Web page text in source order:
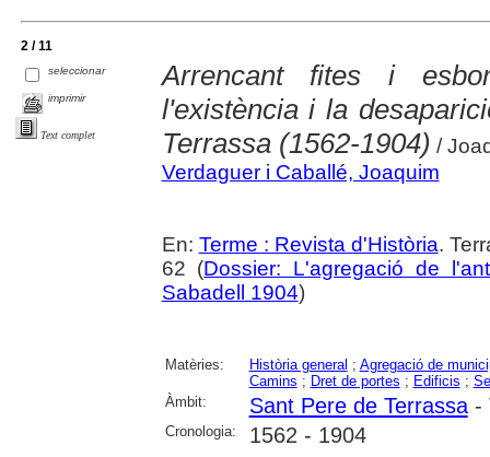
2 / 11
seleccionar
imprimir
Text complet
Arrencant fites i
l'existència i la
Terrassa (1562-1904) /
Verdaguer i Caballé, Joaquim
En: Terme : Revista d'Història.
62 (Dossier: L'agregació de
Sabadell 1904)
Matèries: Història general ; Agregació de
Camins ; Dret de portes ; Edificis ;
Àmbit:
Sant Pere de Terrassa-
Cronologia: 1562 - 1904